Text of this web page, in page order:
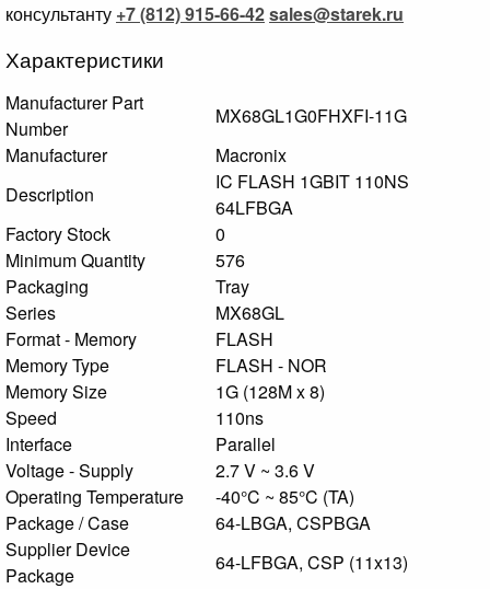
консультанту +7 (812) 915-66-42sales@starek.ru
Характеристики
Manufacturer Part
Number
MX68GL1G0FHXFI-11G
Manufacturer
Macronix
Description
IC FLASH 1GBIT 110NS
64LFBGA
Factory Stock
0
Minimum Quantity
576
Packaging
Tray
Series
MX68GL
Format - Memory
FLASH
Memory Type
FLASH - NOR
Memory Size
1G (128M x 8)
Speed
110ns
Interface
Parallel
Voltage - Supply
2.7 V ~ 3.6 V
Operating Temperature
-40°C ~ 85°C (TA)
Package / Case
64-LBGA, CSPBGA
Supplier Device
Package
64-LFBGA, CSP (11x13)